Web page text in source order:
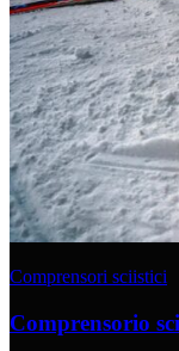
Comprensori sciistici
Comprensorio